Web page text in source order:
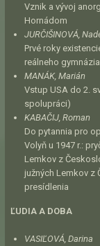
Vznik a vývoj
Hornádom
JURČIŠINOVÁ,
Prvé roky
reálneho
MANÁK, Marián
Vstup USA do 2.
spolupráci)
KABAČIJ, Roman
Do pytannia pro
Volyň u 1947 r.:
Lemkov z
južných Lemkov z
presídlenia
ĽUDIA A DOBA
VASIĽOVÁ, Darina